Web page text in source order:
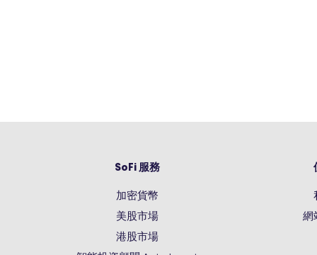
SoFi 服務
加密貨幣
美股市場
港股市場
網